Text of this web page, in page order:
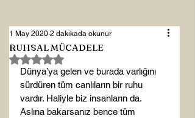
RUHSAL MÜCADELE
1 May 2020 2 dakikada okunur
5 üzerinden NaN yıldız
Dünya’ya gelen ve burada varlığını
sürdüren tüm canlıların bir ruhu
vardır. Haliyle biz insanların da.
Aslına bakarsanız bence tüm